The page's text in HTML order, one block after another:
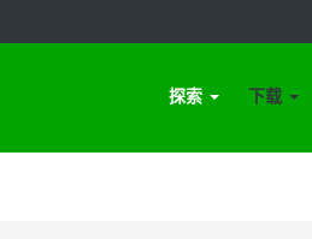
探索 下载